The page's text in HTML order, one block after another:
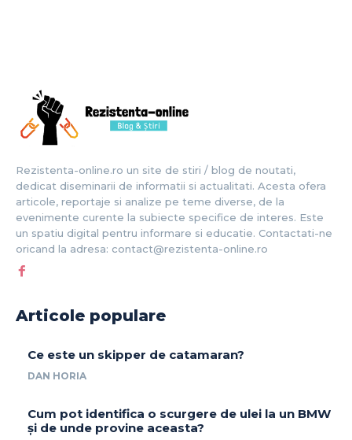
Rezistenta-online.ro un site de stiri / blog de noutati,
dedicat diseminarii de informatii si actualitati. Acesta ofera
articole, reportaje si analize pe teme diverse, de la
evenimente curente la subiecte specifice de interes. Este
un spatiu digital pentru informare si educatie. Contactati-ne
oricand la adresa: contact@rezistenta-online.ro
Articole populare
Ce este un skipper de catamaran?
DAN HORIA
Cum pot identifica o scurgere de ulei la un BMW
și de unde provine aceasta?